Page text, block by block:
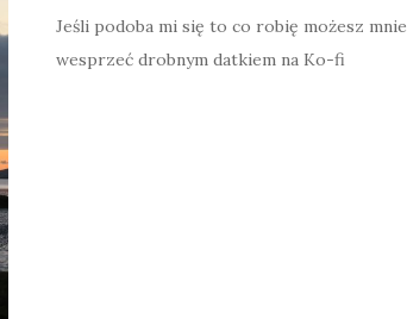
Jeśli podoba mi się to co robię możesz mnie
wesprzeć drobnym datkiem na Ko-fi